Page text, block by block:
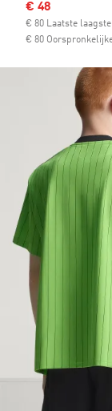
Afgeprijsde
€ 48
€ 80 Laatste
€ 80